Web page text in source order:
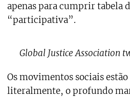
apenas para cumprir tabela
“participativa”.
Global Justice Association
Os movimentos sociais
literalmente, o profundo